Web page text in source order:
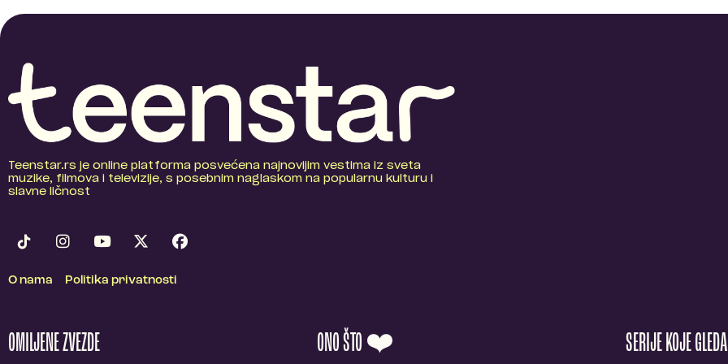
Teenstar.rs je online platforma posvećena najnovijim vestima iz sveta
muzike, filmova i televizije, s posebnim naglaskom na popularnu kulturu i
slavne ličnost
O nama Politika privatnosti
OMILJENE ZVEZDE ONO ŠTO ❤️ SERIJE KOJE